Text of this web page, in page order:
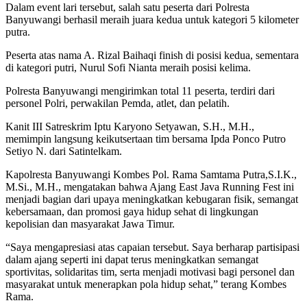
Dalam event lari tersebut, salah satu peserta dari Polresta
Banyuwangi berhasil meraih juara kedua untuk kategori 5 kilometer
putra.
Peserta atas nama A. Rizal Baihaqi finish di posisi kedua, sementara
di kategori putri, Nurul Sofi Nianta meraih posisi kelima.
Polresta Banyuwangi mengirimkan total 11 peserta, terdiri dari
personel Polri, perwakilan Pemda, atlet, dan pelatih.
Kanit III Satreskrim Iptu Karyono Setyawan, S.H., M.H.,
memimpin langsung keikutsertaan tim bersama Ipda Ponco Putro
Setiyo N. dari Satintelkam.
Kapolresta Banyuwangi Kombes Pol. Rama Samtama Putra,S.I.K.,
M.Si., M.H., mengatakan bahwa Ajang East Java Running Fest ini
menjadi bagian dari upaya meningkatkan kebugaran fisik, semangat
kebersamaan, dan promosi gaya hidup sehat di lingkungan
kepolisian dan masyarakat Jawa Timur.
“Saya mengapresiasi atas capaian tersebut. Saya berharap partisipasi
dalam ajang seperti ini dapat terus meningkatkan semangat
sportivitas, solidaritas tim, serta menjadi motivasi bagi personel dan
masyarakat untuk menerapkan pola hidup sehat,” terang Kombes
Rama.